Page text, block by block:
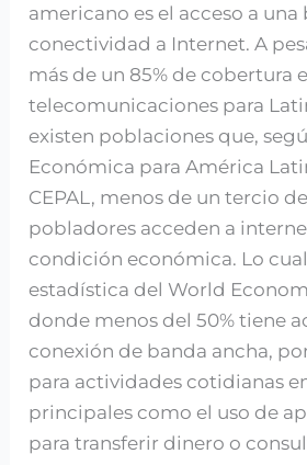
americano es el acceso a una
conectividad a Internet. A
más de un 85% de cobertura
telecomunicaciones para
existen poblaciones que,
Económica para América
CEPAL, menos de un tercio
pobladores acceden a
condición económica. Lo cual
estadística del World
donde menos del 50% tiene
conexión de banda ancha,
para actividades cotidianas
principales como el uso de
para transferir dinero o